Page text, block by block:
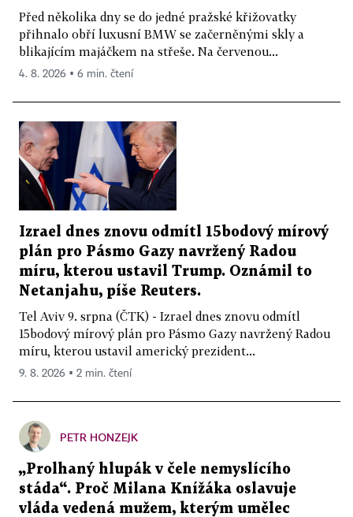
Před několika dny se do jedné pražské křižovatky
přihnalo obří luxusní BMW se začerněnými skly a
blikajícím majáčkem na střeše. Na červenou...
4. 8. 2026 ▪ 6 min. čtení
Izrael dnes znovu odmítl 15bodový mírový
plán pro Pásmo Gazy navržený Radou
míru, kterou ustavil Trump. Oznámil to
Netanjahu, píše Reuters.
Tel Aviv 9. srpna (ČTK) - Izrael dnes znovu odmítl
15bodový mírový plán pro Pásmo Gazy navržený Radou
míru, kterou ustavil americký prezident...
9. 8. 2026 ▪ 2 min. čtení
PETR HONZEJK
„Prolhaný hlupák v čele nemyslícího
stáda“. Proč Milana Knížáka oslavuje
vláda vedená mužem, kterým umělec